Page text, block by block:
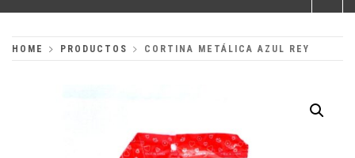
HOME PRODUCTOS CORTINA METÁLICA AZUL REY